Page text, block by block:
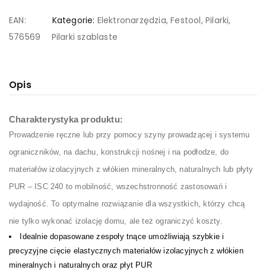
EAN:
576569
Kategorie: Elektronarzędzia,Festool, Pilarki,
Pilarki szablaste
Opis
Charakterystyka produktu:
Prowadzenie ręczne lub przy pomocy szyny prowadzącej i systemu
ograniczników, na dachu, konstrukcji nośnej i na podłodze, do
materiałów izolacyjnych z włókien mineralnych, naturalnych lub płyty
PUR – ISC 240 to mobilność, wszechstronność zastosowań i
wydajność. To optymalne rozwiązanie dla wszystkich, którzy chcą
nie tylko wykonać izolację domu, ale też ograniczyć koszty.
Idealnie dopasowane zespoły tnące umożliwiają szybkie i
precyzyjne cięcie elastycznych materiałów izolacyjnych z włókien
mineralnych i naturalnych oraz płyt PUR